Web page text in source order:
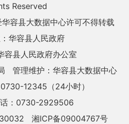
Reserved
容县大数据中心许可不得转载
华容县人民政府
容县人民政府办公室
管理维护：华容县大数据中心
12345（24小时）
：0730-2929506
湘ICP备09004767号